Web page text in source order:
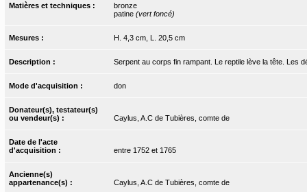
Matières et techniques :
bronze
patine (vert foncé)
Mesures : H. 4,3 cm, L. 20,5 cm
Description : Serpent au corps fin rampant. Le reptile lève la tête. Les
Mode d'acquisition : don
Donateur(s), testateur(s)
ou vendeur(s) :
Caylus, A.C de Tubières, comte de
Date de l'acte
d'acquisition :
entre 1752 et 1765
Ancienne(s)
appartenance(s) :
Caylus, A.C de Tubières, comte de